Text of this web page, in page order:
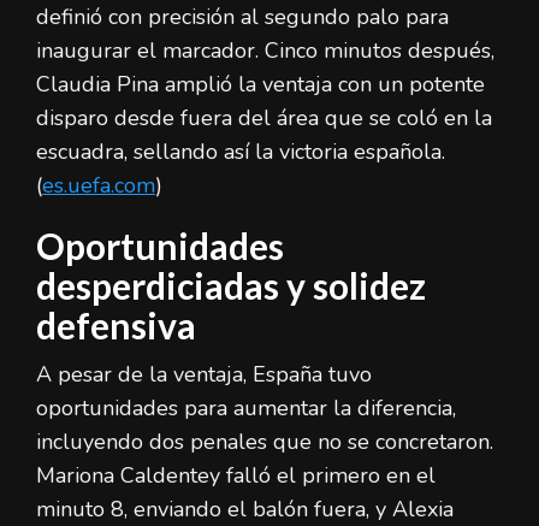
definió con precisión al segundo palo para
inaugurar el marcador. Cinco minutos después,
Claudia Pina amplió la ventaja con un potente
disparo desde fuera del área que se coló en la
escuadra, sellando así la victoria española.
(es.uefa.com)
Oportunidades
desperdiciadas y solidez
defensiva
A pesar de la ventaja, España tuvo
oportunidades para aumentar la diferencia,
incluyendo dos penales que no se concretaron.
Mariona Caldentey falló el primero en el
minuto 8, enviando el balón fuera, y Alexia